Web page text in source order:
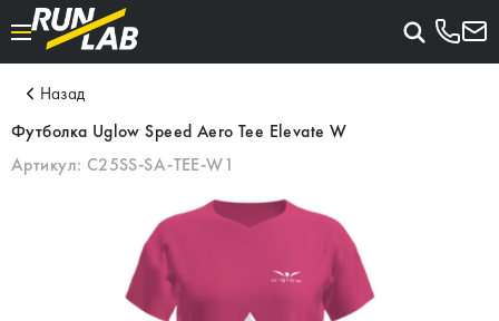
Назад
Футболка Uglow Speed Aero Tee Elevate W
Артикул: C25SS-SA-TEE-W1